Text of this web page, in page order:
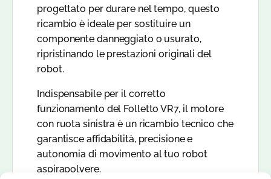
progettato per durare nel tempo, questo
ricambio è ideale per sostituire un
componente danneggiato o usurato,
ripristinando le prestazioni originali del
robot.
Indispensabile per il corretto
funzionamento del Folletto VR7, il motore
con ruota sinistra è un ricambio tecnico che
garantisce affidabilità, precisione e
autonomia di movimento al tuo robot
aspirapolvere.